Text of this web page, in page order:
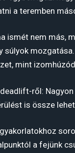
a teremben
ismét nem más,
súlyok
mint
ről:
is össze
a fejünk